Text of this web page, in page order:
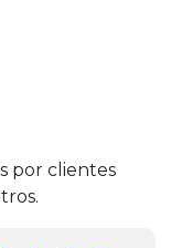
por clientes